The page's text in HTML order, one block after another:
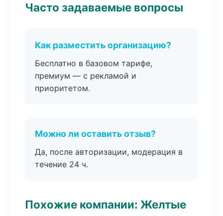
Часто задаваемые вопросы
Как разместить организацию?
Бесплатно в базовом тарифе,
премиум — с рекламой и
приоритетом.
Можно ли оставить отзыв?
Да, после авторизации, модерация в
течение 24 ч.
Похожие компании: Желтые